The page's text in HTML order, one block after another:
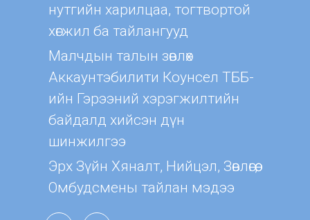
нутгийн харилцаа, тогтвортой
хөгжил ба тайлангууд
Малчдын талын зөвлөх
Aккаунтэбилити Коунсел ТББ-
ийн Гэрээний хэрэгжилтийн
байдалд хийсэн дүн
шинжилгээ
Эрх Зүйн Хяналт, Нийцэл, Зөвлөгөө,
Омбудсмены тайлан мэдээ